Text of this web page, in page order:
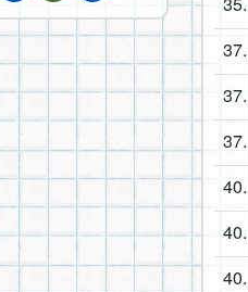
37.
37.
37.
40.
40.
40.